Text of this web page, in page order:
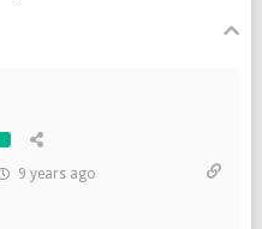
9 years ago